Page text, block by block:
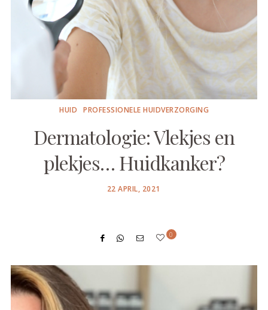
HUID PROFESSIONELE HUIDVERZORGING
Dermatologie: Vlekjes en
plekjes… Huidkanker?
POSTED
22 APRIL, 2021
0